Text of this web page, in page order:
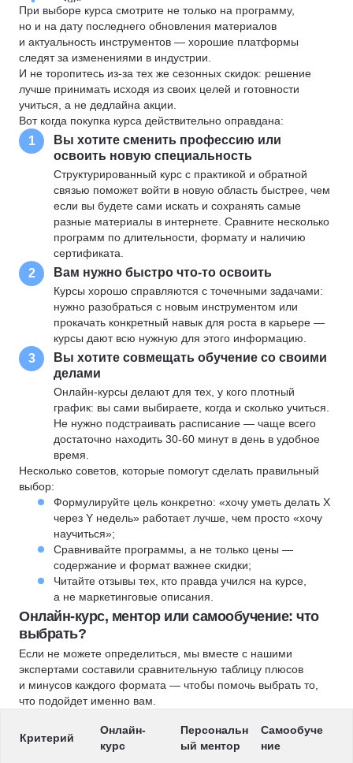
При выборе курса смотрите не только на программу,
но и на дату последнего обновления материалов
и актуальность инструментов — хорошие платформы
следят за изменениями в индустрии.
И не торопитесь из-за тех же сезонных скидок: решение
лучше принимать исходя из своих целей и готовности
учиться, а не дедлайна акции.
Вот когда покупка курса действительно оправдана:
1
Вы хотите сменить профессию или
освоить новую специальность
Структурированный курс с практикой и обратной
связью поможет войти в новую область быстрее, чем
если вы будете сами искать и сохранять самые
разные материалы в интернете. Сравните несколько
программ по длительности, формату и наличию
сертификата.
2 Вам нужно быстро что-то освоить
Курсы хорошо справляются с точечными задачами:
нужно разобраться с новым инструментом или
прокачать конкретный навык для роста в карьере —
курсы дают всю нужную для этого информацию.
3
Вы хотите совмещать обучение со своими
делами
Онлайн-курсы делают для тех, у кого плотный
график: вы сами выбираете, когда и сколько учиться.
Не нужно подстраивать расписание — чаще всего
достаточно находить 30-60 минут в день в удобное
время.
Несколько советов, которые помогут сделать правильный
выбор:
Формулируйте цель конкретно: «хочу уметь делать X
через Y недель» работает лучше, чем просто «хочу
научиться»;
Сравнивайте программы, а не только цены —
содержание и формат важнее скидки;
Читайте отзывы тех, кто правда учился на курсе,
а не маркетинговые описания.
Онлайн-курс, ментор или самообучение: что
выбрать?
Если не можете определиться, мы вместе с нашими
экспертами составили сравнительную таблицу плюсов
и минусов каждого формата — чтобы помочь выбрать то,
что подойдет именно вам.
Критерий
Онлайн-
курс
Персональн
ый ментор
Самообуче
ние